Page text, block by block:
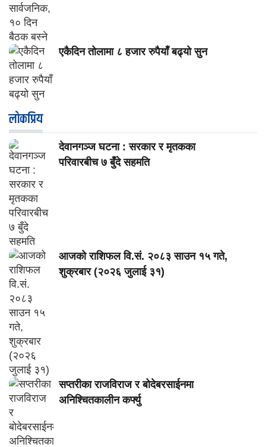
एकैदिन तोलामा ८ हजार रुपैयाँ बढ्यो सुन
लाेकप्रिय
देवानगञ्ज घटना : सरकार र मृतकका
परिवारबीच ७ बुँदे सहमति
आजको राशिफल वि.सं. २०८३ साउन १५ गते,
शुक्रबार (२०२६ जुलाई ३१)
सप्तरीका राजविराज र बोदेबरसाईनमा
अनिश्चितकालीन कर्फ्यु